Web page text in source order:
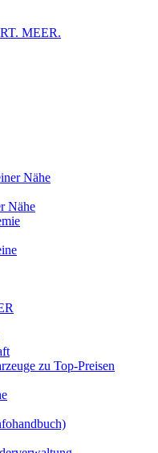
MEER.
Nähe
Nähe
zu Top-Preisen